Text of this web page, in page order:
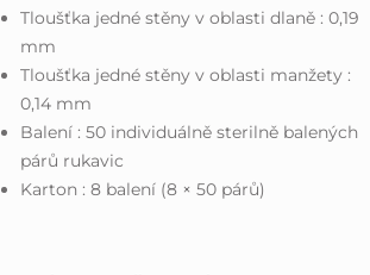
Tloušťka jedné stěny v oblasti dlaně : 0,19
mm
Tloušťka jedné stěny v oblasti manžety :
0,14 mm
Balení : 50 individuálně sterilně balených
párů rukavic
Karton : 8 balení (8 × 50 párů)